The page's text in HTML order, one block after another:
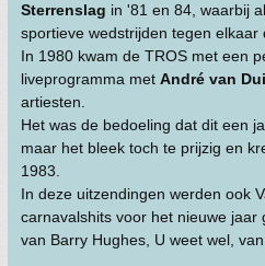
Sterrenslag in '81 en 84, waarbij
sportieve wedstrijden tegen elkaar
In 1980 kwam de TROS met een
liveprogramma met André van
artiesten.
Het was de bedoeling dat dit een
maar het bleek toch te prijzig en
1983.
In deze uitzendingen werden ook
carnavalshits voor het nieuwe jaar
van Barry Hughes, U weet wel,